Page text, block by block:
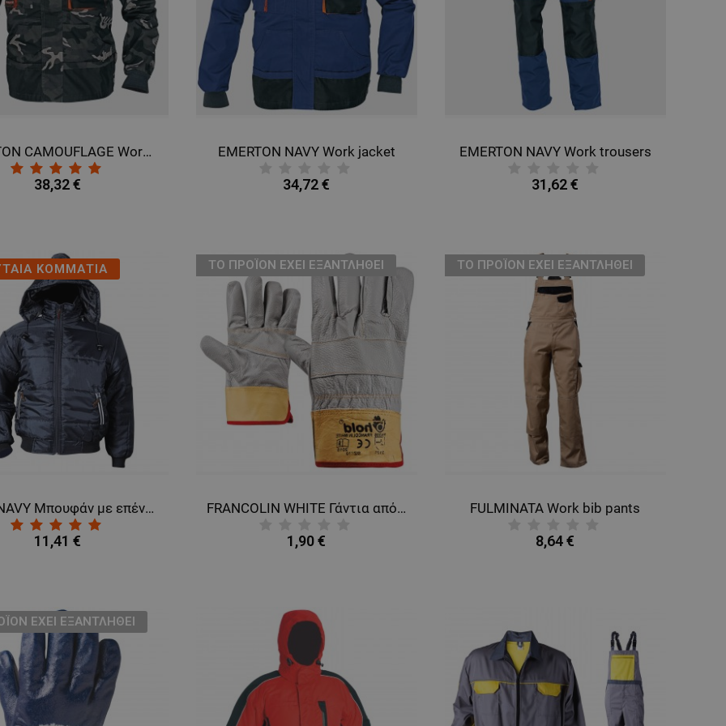
EMERTON CAMOUFLAGE Work jacket
38,32 €
EMERTON NAVY Work jacket
34,72 €
EMERTON NAVY Work trousers
31,62 €
ΚΟΜΜΑΤΙΑ
ENVY NAVY Μπουφάν με επένδυση
11,41 €
ТΟ ΠΡΟΪΌΝ ΈΧΕΙ ΕΞΑΝΤΛΗΘΕΊ
FRANCOLIN WHITE Γάντια από δέρμα και ύφασμα
1,90 €
ТΟ ΠΡΟΪΌΝ ΈΧΕΙ ΕΞΑΝΤΛΗΘΕΊ
FULMINATA Work bib pants
8,64 €
ΈΧΕΙ ΕΞΑΝΤΛΗΘΕΊ